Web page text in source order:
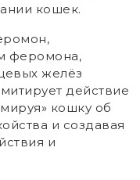
кошек.
феромона,
желёз
действие
кошку об
и создавая
и